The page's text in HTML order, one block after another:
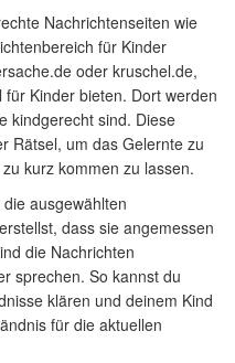
Nachrichtenseiten wie
für Kinder
oder kruschel.de,
Kinder bieten. Dort werden
kindgerecht sind. Diese
Rätsel, um das Gelernte zu
kurz kommen zu lassen.
ausgewählten
dass sie angemessen
die Nachrichten
sprechen. So kannst du
klären und deinem Kind
für die aktuellen